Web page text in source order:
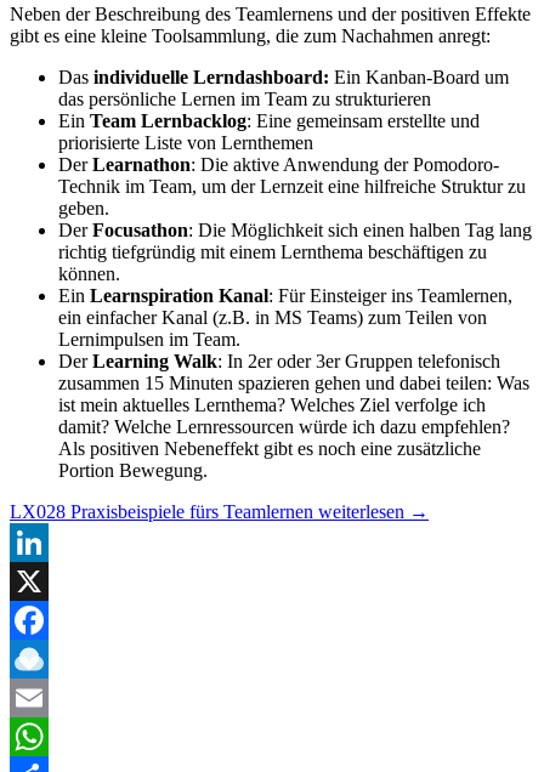
Neben der Beschreibung des Teamlernens und der positiven Effekte
gibt es eine kleine Toolsammlung, die zum Nachahmen anregt:
Das individuelle Lerndashboard: Ein Kanban-Board um
das persönliche Lernen im Team zu strukturieren
Ein Team Lernbacklog: Eine gemeinsam erstellte und
priorisierte Liste von Lernthemen
DerLearnathon: Die aktive Anwendung der Pomodoro-
Technik im Team, um der Lernzeit eine hilfreiche Struktur zu
geben.
DerFocusathon: Die Möglichkeit sich einen halben Tag lang
richtig tiefgründig mit einem Lernthema beschäftigen zu
können.
Ein Learnspiration Kanal: Für Einsteiger ins Teamlernen,
ein einfacher Kanal (z.B. in MS Teams) zum Teilen von
Lernimpulsen im Team.
DerLearning Walk: In 2er oder 3er Gruppen telefonisch
zusammen 15 Minuten spazieren gehen und dabei teilen: Was
ist mein aktuelles Lernthema? Welches Ziel verfolge ich
damit? Welche Lernressourcen würde ich dazu empfehlen?
Als positiven Nebeneffekt gibt es noch eine zusätzliche
Portion Bewegung.
LX028 Praxisbeispiele fürs Teamlernen weiterlesen →
LinkedIn
X
Facebook
Raindrop.io
Email